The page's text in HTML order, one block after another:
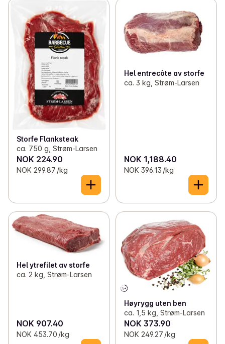
Storfe Flanksteak
ca. 750 g, Strøm-Larsen
NOK 224.90
NOK 299.87 /kg
Hel entrecôte av storfe
ca. 3 kg, Strøm-Larsen
NOK 1,188.40
NOK 396.13 /kg
Hel ytrefilet av storfe
ca. 2 kg, Strøm-Larsen
NOK 907.40
NOK 453.70 /kg
Høyrygg uten ben
ca. 1,5 kg, Strøm-Larsen
NOK 373.90
NOK 249.27 /kg